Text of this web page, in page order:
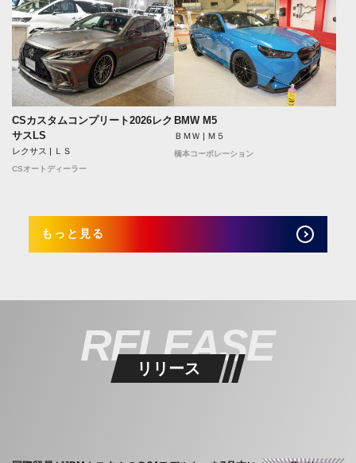
CSカスタムコンプリート2026レク
サスLS
レクサス | ＬＳ
CSオートディーラー
BMW M5
ＢＭＷ | Ｍ５
橋本コーポレーション
もっと見る
RELEASE
リリース